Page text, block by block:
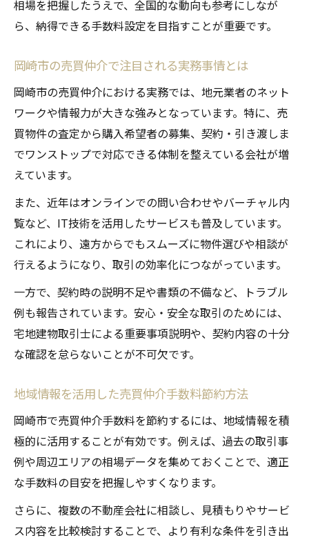
相場を把握したうえで、全国的な動向も参考にしなが
ら、納得できる手数料設定を目指すことが重要です。
岡崎市の売買仲介で注目される実務事情とは
岡崎市の売買仲介における実務では、地元業者のネット
ワークや情報力が大きな強みとなっています。特に、売
買物件の査定から購入希望者の募集、契約・引き渡しま
でワンストップで対応できる体制を整えている会社が増
えています。
また、近年はオンラインでの問い合わせやバーチャル内
覧など、IT技術を活用したサービスも普及しています。
これにより、遠方からでもスムーズに物件選びや相談が
行えるようになり、取引の効率化につながっています。
一方で、契約時の説明不足や書類の不備など、トラブル
例も報告されています。安心・安全な取引のためには、
宅地建物取引士による重要事項説明や、契約内容の十分
な確認を怠らないことが不可欠です。
地域情報を活用した売買仲介手数料節約方法
岡崎市で売買仲介手数料を節約するには、地域情報を積
極的に活用することが有効です。例えば、過去の取引事
例や周辺エリアの相場データを集めておくことで、適正
な手数料の目安を把握しやすくなります。
さらに、複数の不動産会社に相談し、見積もりやサービ
ス内容を比較検討することで、より有利な条件を引き出